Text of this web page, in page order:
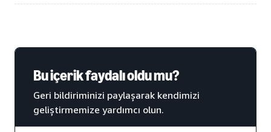
Bu içerik faydalı oldu mu?
Geri bildiriminizi paylaşarak kendimizi
geliştirmemize yardımcı olun.